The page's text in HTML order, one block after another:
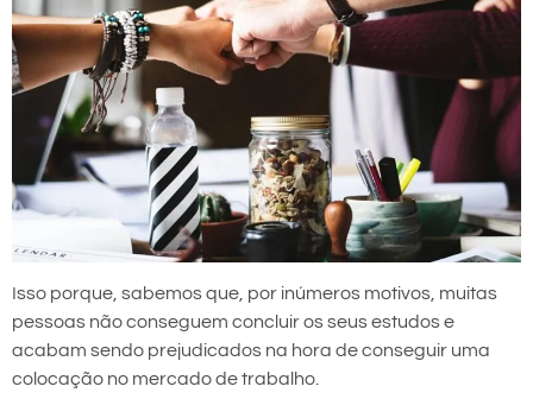
Isso porque, sabemos que, por inúmeros motivos, muitas
pessoas não conseguem concluir os seus estudos e
acabam sendo prejudicados na hora de conseguir uma
colocação no mercado de trabalho.